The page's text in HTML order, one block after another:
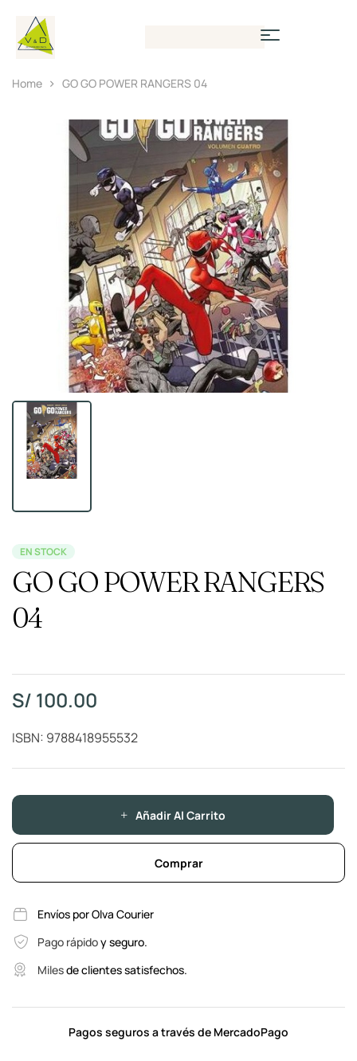
Home GO GO POWER RANGERS 04
EN STOCK
GO GO POWER RANGERS
04
S/ 100.00
ISBN: 9788418955532
Añadir Al Carrito
Comprar
Envíos por Olva Courier
Pago rápidoy seguro.
Milesde clientes satisfechos.
Pagos seguros a través de MercadoPago